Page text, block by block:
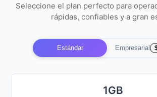
Seleccione el plan perfecto para
rápidas, confiables y a gran
Estándar Empresarial
1GB